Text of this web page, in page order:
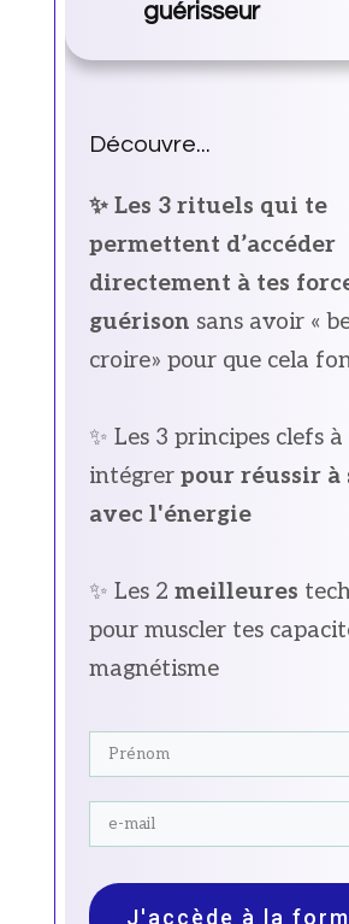
guérisseur
Découvre...
✨ Les 3 rituels qui te
permettent d’accéder
directement à tes
guérison sans avoir «
croire» pour que cela
✨ Les 3 principes clefs à
intégrerpour réussir à
avec l'énergie
✨ Les 2 meilleures
pour muscler tes
magnétisme
J'accède à la